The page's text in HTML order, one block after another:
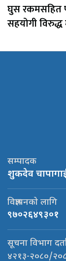
घुस रकमसहित
सहयोगी विरुद्ध
सम्पादक
शुकदेव
विज्ञापनको लागि
९७०२६४९३०१
सूचना विभाग
४२१३-२०८०/